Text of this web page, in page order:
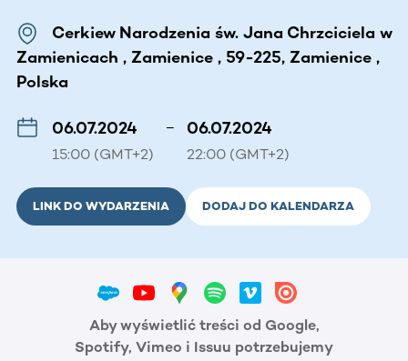
Cerkiew Narodzenia św. Jana Chrzciciela w
Zamienicach , Zamienice , 59-225, Zamienice ,
Polska
06.07.2024
15:00 (GMT+2)
– 06.07.2024
22:00 (GMT+2)
LINK DO WYDARZENIA DODAJ DO KALENDARZA
Aby wyświetlić treści od Google,
Spotify, Vimeo i Issuu potrzebujemy